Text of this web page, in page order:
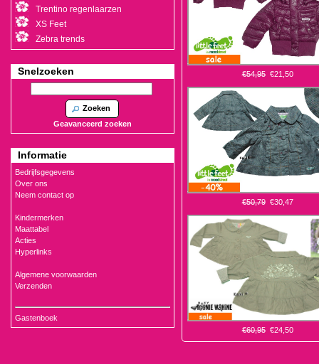
€54,95 €21,50
€50,79 €30,47
€60,95 €24,50
Trentino regenlaarzen
XS Feet
Zebra trends
Snelzoeken
Zoeken
Geavanceerd zoeken
Informatie
Bedrijfsgegevens
Over ons
Neem contact op
Kindermerken
Maattabel
Acties
Hyperlinks
Algemene voorwaarden
Verzenden
Gastenboek